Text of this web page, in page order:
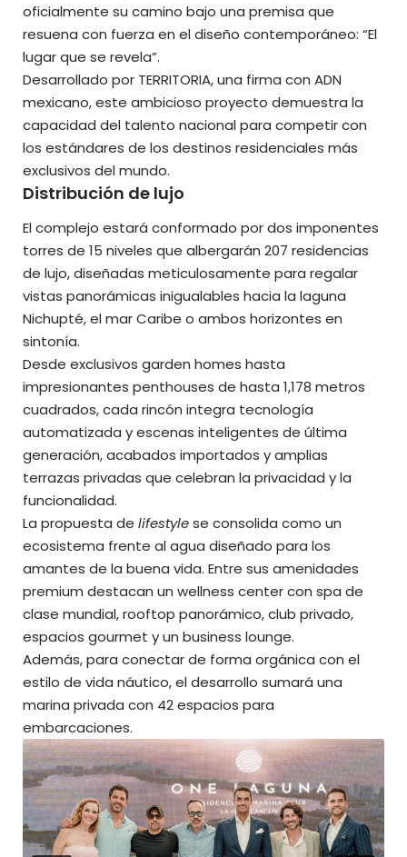
oficialmente su camino bajo una premisa que
resuena con fuerza en el diseño contemporáneo: “El
lugar que se revela”.
Desarrollado por TERRITORIA, una firma con ADN
mexicano, este ambicioso proyecto demuestra la
capacidad del talento nacional para competir con
los estándares de los destinos residenciales más
exclusivos del mundo.
Distribución de lujo
El complejo estará conformado por dos imponentes
torres de 15 niveles que albergarán 207 residencias
de lujo, diseñadas meticulosamente para regalar
vistas panorámicas inigualables hacia la laguna
Nichupté, el mar Caribe o ambos horizontes en
sintonía.
Desde exclusivos garden homes hasta
impresionantes penthouses de hasta 1,178 metros
cuadrados, cada rincón integra tecnología
automatizada y escenas inteligentes de última
generación, acabados importados y amplias
terrazas privadas que celebran la privacidad y la
funcionalidad.
La propuesta de lifestylese consolida como un
ecosistema frente al agua diseñado para los
amantes de la buena vida. Entre sus amenidades
premium destacan un wellness center con spa de
clase mundial, rooftop panorámico, club privado,
espacios gourmet y un business lounge.
Además, para conectar de forma orgánica con el
estilo de vida náutico, el desarrollo sumará una
marina privada con 42 espacios para
embarcaciones.